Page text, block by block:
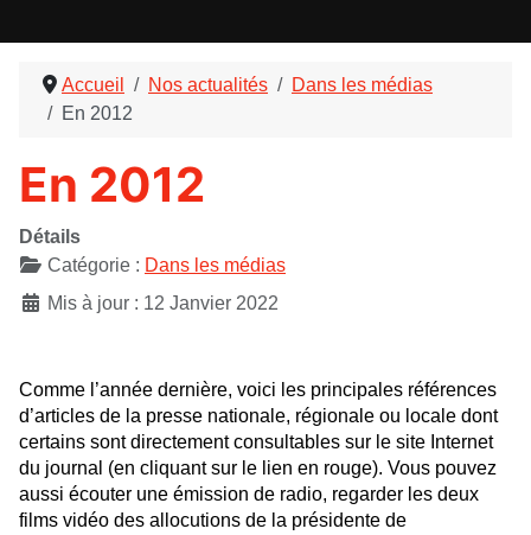
Accueil Nos actualités
Dans les médias
En 2012
En 2012
Détails
Catégorie : Dans les médias
Mis à jour : 12 Janvier 2022
Comme l’année dernière, voici les principales références
d’articles de la presse nationale, régionale ou locale dont
certains sont directement consultables sur le site Internet
du journal (en cliquant sur le lien en rouge). Vous pouvez
aussi écouter une émission de radio, regarder les deux
films vidéo des allocutions de la présidente de